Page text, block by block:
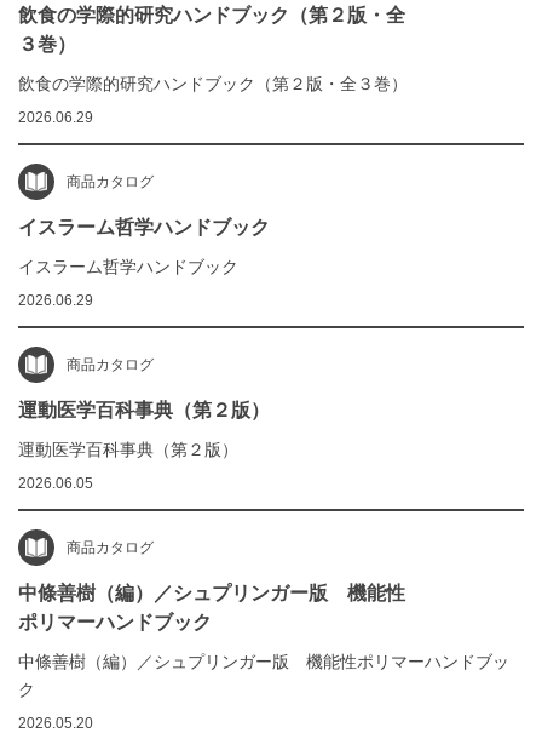
飲食の学際的研究ハンドブック（第２版・全
３巻）
飲食の学際的研究ハンドブック（第２版・全３巻）
2026.06.29
商品カタログ
イスラーム哲学ハンドブック
イスラーム哲学ハンドブック
2026.06.29
商品カタログ
運動医学百科事典（第２版）
運動医学百科事典（第２版）
2026.06.05
商品カタログ
中條善樹（編）／シュプリンガー版 機能性
ポリマーハンドブック
中條善樹（編）／シュプリンガー版 機能性ポリマーハンドブッ
ク
2026.05.20